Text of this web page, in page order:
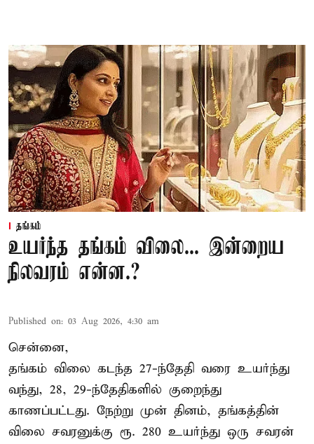
தங்கம்
உயர்ந்த தங்கம் விலை... இன்றைய
நிலவரம் என்ன.?
Published on: 03 Aug 2026, 4:30 am
சென்னை,
தங்கம் விலை கடந்த 27-ந்தேதி வரை உயர்ந்து
வந்து, 28, 29-ந்தேதிகளில் குறைந்து
காணப்பட்டது. நேற்று முன் தினம், தங்கத்தின்
விலை சவரனுக்கு ரூ. 280 உயர்ந்து ஒரு சவரன்